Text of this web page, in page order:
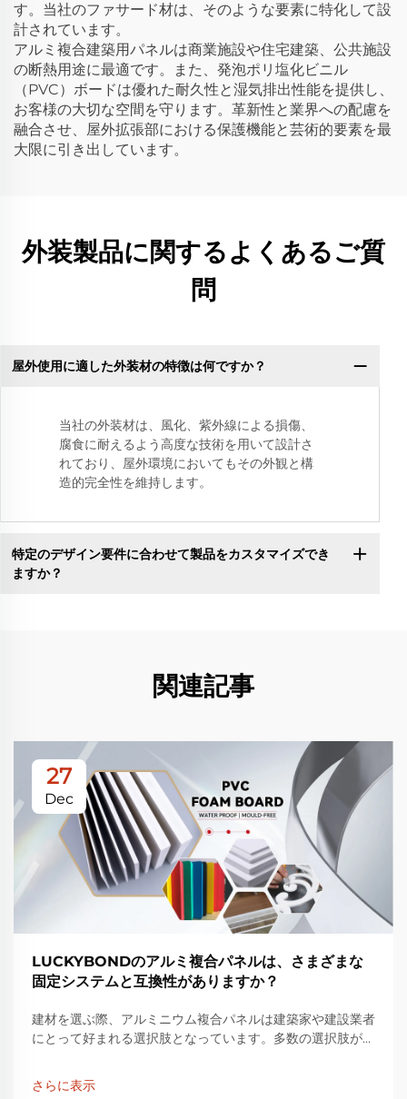
す。当社のファサード材は、そのような要素に特化して設
計されています。
アルミ複合建築用パネルは商業施設や住宅建築、公共施設
の断熱用途に最適です。また、発泡ポリ塩化ビニル
（PVC）ボードは優れた耐久性と湿気排出性能を提供し、
お客様の大切な空間を守ります。革新性と業界への配慮を
融合させ、屋外拡張部における保護機能と芸術的要素を最
大限に引き出しています。
外装製品に関するよくあるご質
問
屋外使用に適した外装材の特徴は何ですか？
当社の外装材は、風化、紫外線による損傷、
腐食に耐えるよう高度な技術を用いて設計さ
れており、屋外環境においてもその外観と構
造的完全性を維持します。
特定のデザイン要件に合わせて製品をカスタマイズでき
ますか？
関連記事
27
Dec
LUCKYBONDのアルミ複合パネルは、さまざまな
固定システムと互換性がありますか？
建材を選ぶ際、アルミニウム複合パネルは建築家や建設業者
にとって好まれる選択肢となっています。多数の選択肢があ
目されています。多くのユーザーが、このような高品質な
LUCKYBOND製品が…
さらに表示